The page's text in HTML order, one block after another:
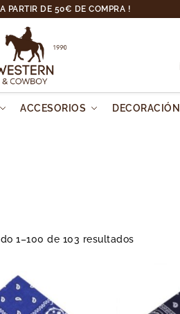
PARTIR DE 50€ DE COMPRA !
ACCESORIOS DECORACIÓN
1–100 de 103 resultados